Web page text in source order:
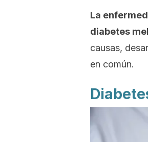
La
diabetes
causas,
en común.